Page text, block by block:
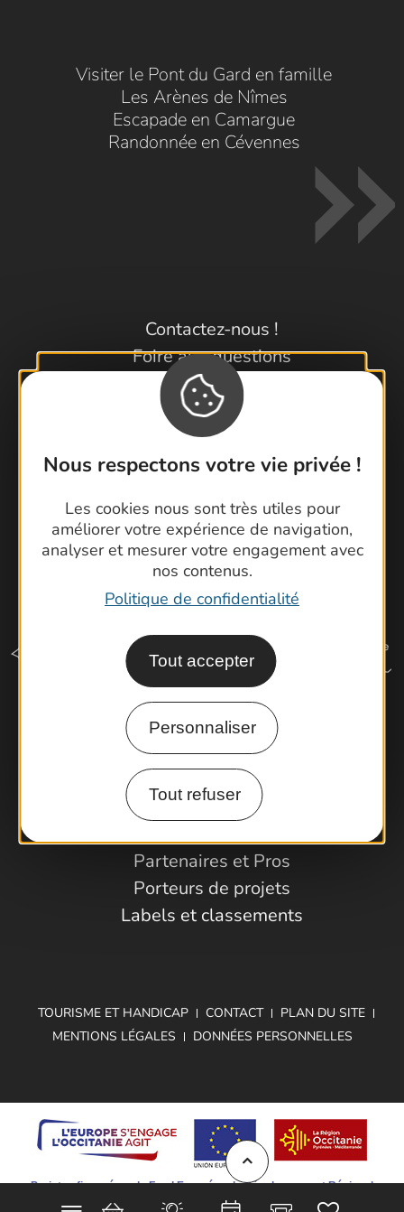
Nous respectons votre vie privée !
Les cookies nous sont très utiles pour
améliorer votre expérience de navigation,
analyser et mesurer votre engagement avec
nos contenus.
Politique de confidentialité
Tout accepter
Personnaliser
Tout refuser
Visiter le Pont du Gard en famille
Les Arènes de Nîmes
Escapade en Camargue
Randonnée en Cévennes
Contactez-nous !
Foire aux questions
Brochures
Cartoguides et Topoguides
Latitude Gard
Comment venir ?
Espace Pro
Partenaires et Pros
Porteurs de projets
Labels et classements
TOURISME ET HANDICAP CONTACT
PLAN DU SITE
MENTIONS LÉGALES
DONNÉES PERSONNELLES
Projet cofinancé par le Fond Européen de Développement Régional